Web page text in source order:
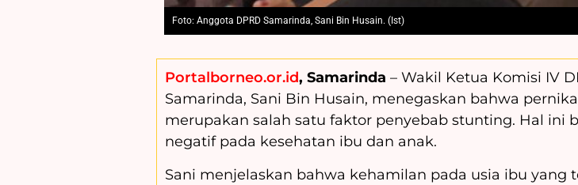
Foto: Anggota DPRD Samarinda, Sani Bin Husain. (Ist)
Portalborneo.or.id, Samarinda – Wakil Ketua Komisi IV
Samarinda, Sani Bin Husain, menegaskan bahwa
merupakan salah satu faktor penyebab stunting. Hal ini
negatif pada kesehatan ibu dan anak.
Sani menjelaskan bahwa kehamilan pada usia ibu yang